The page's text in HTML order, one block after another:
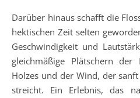
Darüber hinaus schafft die
hektischen Zeit selten
Geschwindigkeit und
gleichmäßige Plätschern der
Holzes und der Wind, der
streicht. Ein Erlebnis, das